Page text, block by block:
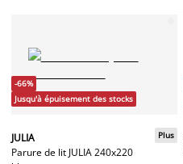
-66%
Jusqu'à épuisement des stocks
JULIA
Parure de lit JULIA 240x220
Plus